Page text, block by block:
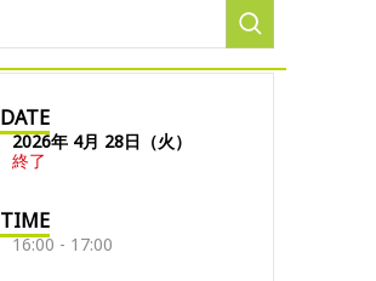
DATE
2026年 4月 28日（火）
終了
TIME
16:00 - 17:00